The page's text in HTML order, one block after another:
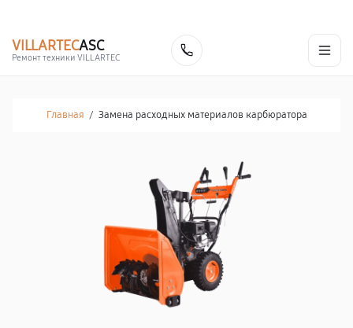
VILLARTECASC
Ремонт техники VILLARTEC
Главная / Замена расходных материалов карбюратора